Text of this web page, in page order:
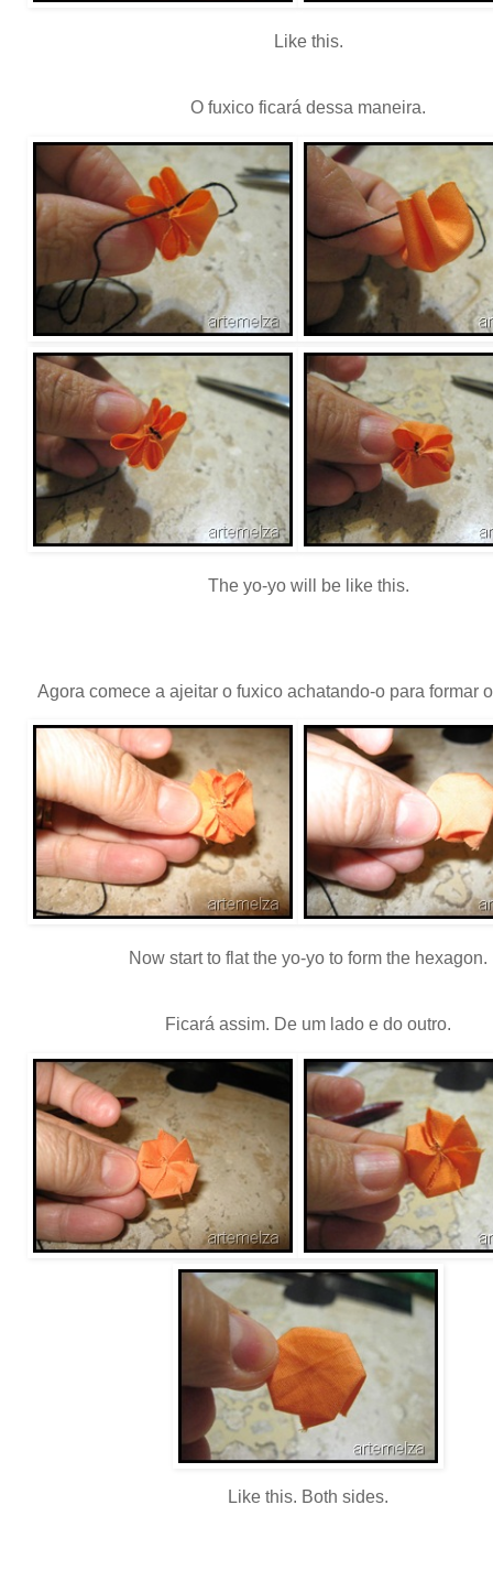
Like this.
O fuxico ficará dessa maneira.
The yo-yo will be like this.
Agora comece a ajeitar o fuxico achatando-o para formar
Now start to flat the yo-yo to form the hexagon.
Ficará assim. De um lado e do outro.
Like this. Both sides.